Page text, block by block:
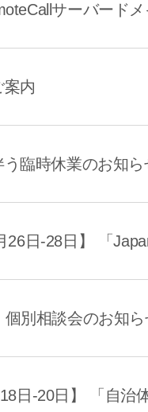
サーバード
内
臨時休業のお知
26日-28日】 「
別相談会のお知ら
18日-20日】 「自